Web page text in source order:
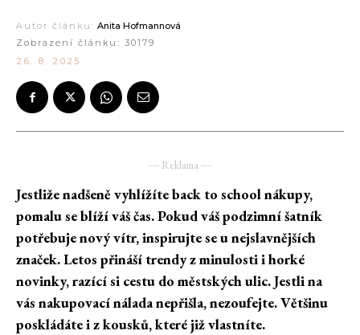
Autor článku: Anita Hofmannová
Zobrazení článku: 30179
26. 8. 2025
― Reklama ―
Jestliže nadšeně vyhlížíte back to school nákupy,
pomalu se blíží váš čas. Pokud váš podzimní šatník
potřebuje nový vítr, inspirujte se u nejslavnějších
značek. Letos přináší trendy z minulosti i horké
novinky, razící si cestu do městských ulic. Jestli na
vás nakupovací nálada nepřišla, nezoufejte. Většinu
poskládáte i z kousků, které již vlastníte.